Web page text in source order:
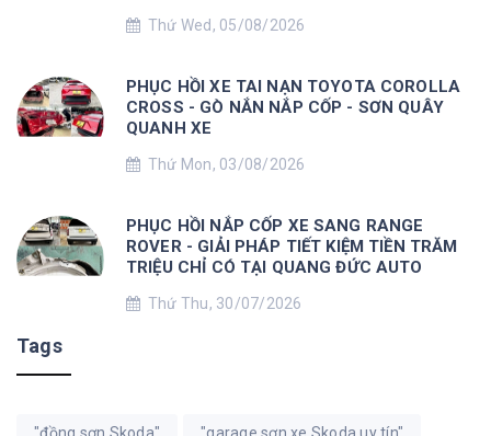
Thứ Wed, 05/08/2026
PHỤC HỒI XE TAI NẠN TOYOTA COROLLA
CROSS - GÒ NẮN NẮP CỐP - SƠN QUÂY
QUANH XE
Thứ Mon, 03/08/2026
PHỤC HỒI NẮP CỐP XE SANG RANGE
ROVER - GIẢI PHÁP TIẾT KIỆM TIỀN TRĂM
TRIỆU CHỈ CÓ TẠI QUANG ĐỨC AUTO
Thứ Thu, 30/07/2026
Tags
"đồng sơn Skoda" "garage sơn xe Skoda uy tín"